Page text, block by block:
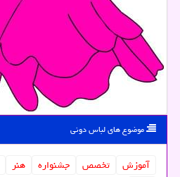
موضوع های لباس دونی
آموزش تخصص جشنواره هنر